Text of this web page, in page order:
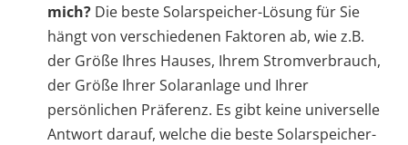
mich? Die beste Solarspeicher-Lösung für Sie
hängt von verschiedenen Faktoren ab, wie z.B.
der Größe Ihres Hauses, Ihrem Stromverbrauch,
der Größe Ihrer Solaranlage und Ihrer
persönlichen Präferenz. Es gibt keine universelle
Antwort darauf, welche die beste Solarspeicher-